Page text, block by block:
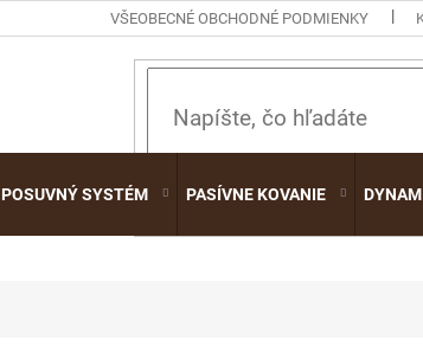
VŠEOBECNÉ OBCHODNÉ PODMIENKY
HĽADAŤ
POSUVNÝ SYSTÉM PASÍVNE KOVANIE